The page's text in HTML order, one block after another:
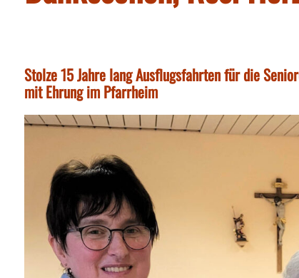
Stolze 15 Jahre lang Ausflugsfahrten für die
mit Ehrung im Pfarrheim